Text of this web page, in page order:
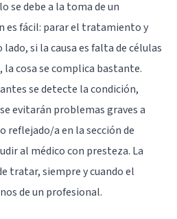
se debe a la toma de un
es fácil: parar el tratamiento y
si la causa es falta de células
cosa se complica bastante.
se detecte la condición,
evitarán problemas graves a
reflejado/a en la sección de
al médico con presteza. La
tratar, siempre y cuando el
de un profesional.